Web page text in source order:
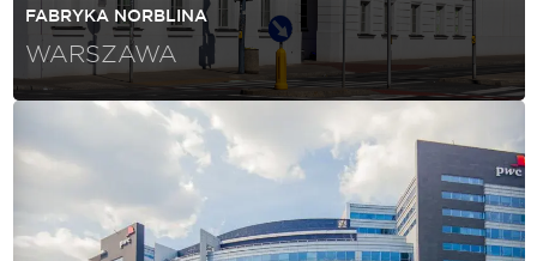
FABRYKA NORBLINA
WARSZAWA